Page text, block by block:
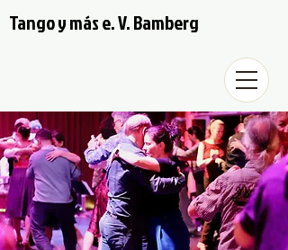
Tango y más e. V. Bamberg